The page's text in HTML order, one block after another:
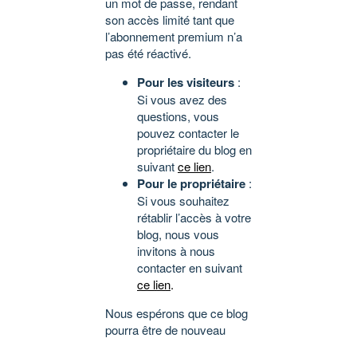
son accès limité tant que
l’abonnement premium n’a
pas été réactivé.
Pour les visiteurs :
Si vous avez des
questions, vous
pouvez contacter le
propriétaire du blog en
suivantce lien.
Pour le propriétaire :
Si vous souhaitez
rétablir l’accès à votre
blog, nous vous
invitons à nous
contacter en suivant
ce lien.
Nous espérons que ce blog
pourra être de nouveau